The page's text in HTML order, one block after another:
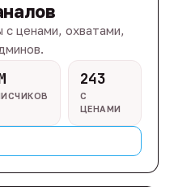
ценами, охватами,
243
С
ЦЕНАМИ